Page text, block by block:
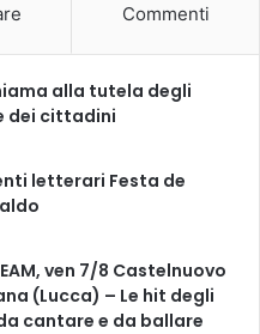
Commenti
alla tutela degli
dei cittadini
letterari Festa de
ven 7/8 Castelnuovo
(Lucca) – Le hit degli
cantare e da ballare